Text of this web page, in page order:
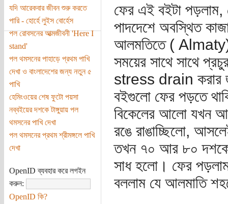
যদি আরেকবার জীবন শুরু করতে
পারি - হোর্হে লুইস বোর্হেস
পল রোবসনের আত্মজীবনী 'Here I
stand'
পল থমসনের পাহাড়ে প্রথম পাখি
দেখা ও বাংলাদেশের জন্য নতুন ৫
পাখি
হেমিংওয়ের শেষ ফুটো পয়সা
নব্বইয়ের দশকে টাঙ্গুয়ায় পল
থমসনের পাখি দেখা
পল থমসনের প্রথম শ্রীমঙ্গলে পাখি
দেখা
OpenID ব্যবহার করে লগইন
করুন:
OpenID কি?
ফের এই বইটা পড়লাম,
পাদদেশে অবস্থিত
আলমতিতে ( Almaty),
সময়ের সাথে সাথে
stress drain করার
বইগুলো ফের পড়তে
বিকেলের আলো যখন
রঙে রাঙাচ্ছিলো,
তখন ৭০ আর ৮০ দশকের
সাধ হলো। ফের
বললাম যে আলমাতি